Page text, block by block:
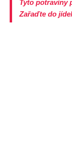
Tyto potraviny
Zařaďte do